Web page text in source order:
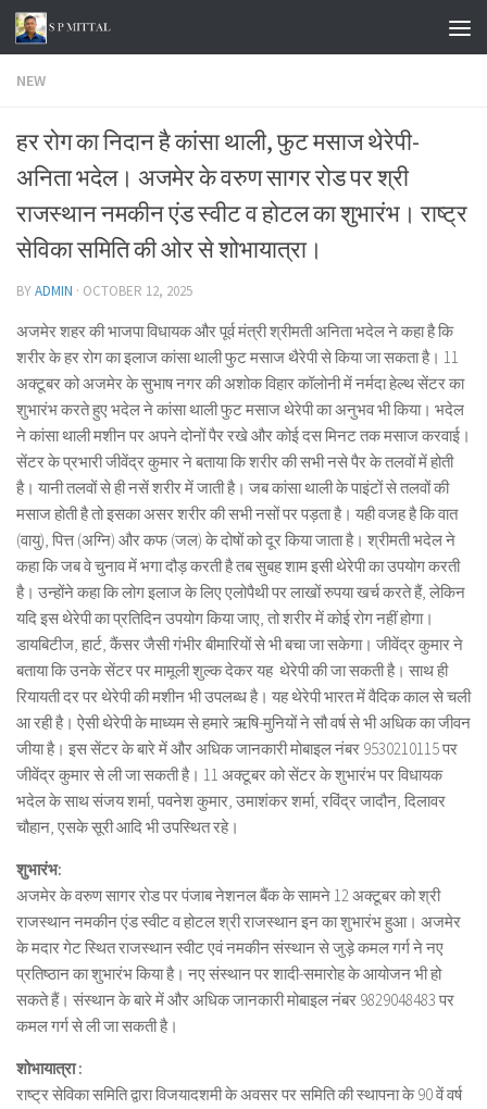
Skip to content
NEW
हर रोग का निदान है कांसा थाली, फुट मसाज थेरेपी-
अनिता भदेल। अजमेर के वरुण सागर रोड पर श्री
राजस्थान नमकीन एंड स्वीट व होटल का शुभारंभ। राष्ट्र
सेविका समिति की ओर से शोभायात्रा।
BYADMIN · OCTOBER 12, 2025
अजमेर शहर की भाजपा विधायक और पूर्व मंत्री श्रीमती अनिता भदेल ने कहा है कि
शरीर के हर रोग का इलाज कांसा थाली फुट मसाज थैरेपी से किया जा सकता है। 11
अक्टूबर को अजमेर के सुभाष नगर की अशोक विहार कॉलोनी में नर्मदा हेल्थ सेंटर का
शुभारंभ करते हुए भदेल ने कांसा थाली फुट मसाज थेरेपी का अनुभव भी किया। भदेल
ने कांसा थाली मशीन पर अपने दोनों पैर रखे और कोई दस मिनट तक मसाज करवाई।
सेंटर के प्रभारी जीवेंद्र कुमार ने बताया कि शरीर की सभी नसे पैर के तलवों में होती
है। यानी तलवों से ही नसें शरीर में जाती है। जब कांसा थाली के पाइंटों से तलवों की
मसाज होती है तो इसका असर शरीर की सभी नसों पर पड़ता है। यही वजह है कि वात
(वायु), पित्त (अग्नि) और कफ (जल) के दोषों को दूर किया जाता है। श्रीमती भदेल ने
कहा कि जब वे चुनाव में भगा दौड़ करती है तब सुबह शाम इसी थेरेपी का उपयोग करती
है। उन्होंने कहा कि लोग इलाज के लिए एलोपैथी पर लाखों रुपया खर्च करते हैं, लेकिन
यदि इस थेरेपी का प्रतिदिन उपयोग किया जाए, तो शरीर में कोई रोग नहीं होगा।
डायबिटीज, हार्ट, कैंसर जैसी गंभीर बीमारियों से भी बचा जा सकेगा। जीवेंद्र कुमार ने
बताया कि उनके सेंटर पर मामूली शुल्क देकर यह थेरेपी की जा सकती है। साथ ही
रियायती दर पर थेरेपी की मशीन भी उपलब्ध है। यह थेरेपी भारत में वैदिक काल से चली
आ रही है। ऐसी थेरेपी के माध्यम से हमारे ऋषि-मुनियों ने सौ वर्ष से भी अधिक का जीवन
जीया है। इस सेंटर के बारे में और अधिक जानकारी मोबाइल नंबर 9530210115 पर
जीवेंद्र कुमार से ली जा सकती है। 11 अक्टूबर को सेंटर के शुभारंभ पर विधायक
भदेल के साथ संजय शर्मा, पवनेश कुमार, उमाशंकर शर्मा, रविंद्र जादौन, दिलावर
चौहान, एसके सूरी आदि भी उपस्थित रहे।
शुभारंभ:
अजमेर के वरुण सागर रोड पर पंजाब नेशनल बैंक के सामने 12 अक्टूबर को श्री
राजस्थान नमकीन एंड स्वीट व होटल श्री राजस्थान इन का शुभारंभ हुआ। अजमेर
के मदार गेट स्थित राजस्थान स्वीट एवं नमकीन संस्थान से जुड़े कमल गर्ग ने नए
प्रतिष्ठान का शुभारंभ किया है। नए संस्थान पर शादी-समारोह के आयोजन भी हो
सकते हैं। संस्थान के बारे में और अधिक जानकारी मोबाइल नंबर 9829048483 पर
कमल गर्ग से ली जा सकती है।
शोभायात्रा :
राष्ट्र सेविका समिति द्वारा विजयादशमी के अवसर पर समिति की स्थापना के 90 वें वर्ष